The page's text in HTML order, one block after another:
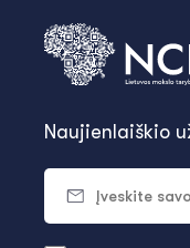
Naujienlaiškio